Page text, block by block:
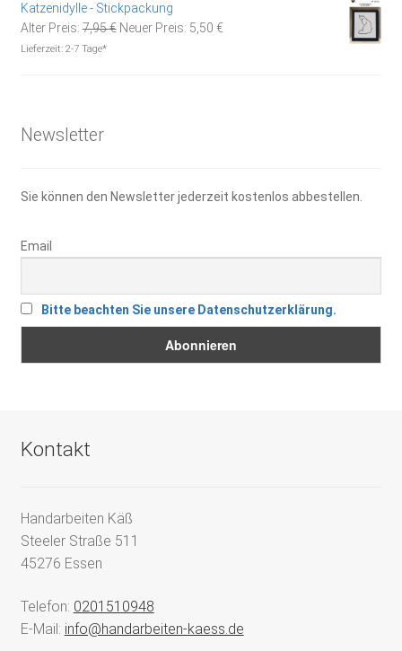
Katzenidylle - Stickpackung
Alter Preis: 7,95€ Ursprünglicher
Neuer Preis: 5,50 €Aktueller
Lieferzeit: 2-7 Tage*
Newsletter
Sie können den Newsletter jederzeit kostenlos abbestellen.
Email
Bitte beachten Sie unsere Datenschutzerklärung.
Kontakt
Handarbeiten Käß
Steeler Straße 511
45276 Essen
Telefon: 0201510948
E-Mail: info@handarbeiten-kaess.de